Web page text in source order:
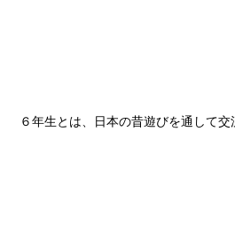
６年生とは、日本の昔遊びを通して交